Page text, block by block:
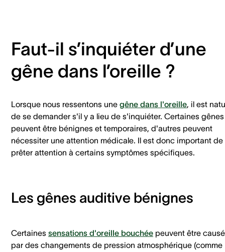
Faut-il s’inquiéter d’une
gêne dans l’oreille ?
Lorsque nous ressentons une gêne dans l'oreille, il est
de se demander s'il y a lieu de s'inquiéter. Certaines gênes
peuvent être bénignes et temporaires, d'autres peuvent
nécessiter une attention médicale. Il est donc important de
prêter attention à certains symptômes spécifiques.
Les gênes auditive bénignes
Certaines sensations d'oreille bouchée peuvent être
par des changements de pression atmosphérique (comme